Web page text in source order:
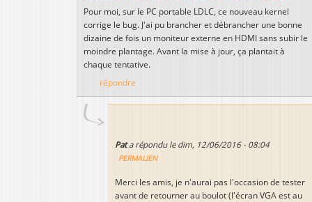
Pour moi, sur le PC portable LDLC, ce nouveau kernel
corrige le bug. J'ai pu brancher et débrancher une bonne
dizaine de fois un moniteur externe en HDMI sans subir le
moindre plantage. Avant la mise à jour, ça plantait à
chaque tentative.
répondre
Pata répondu le dim, 12/06/2016 - 08:04
PERMALIEN
Merci les amis, je n'aurai pas l'occasion de tester
avant de retourner au boulot (l'écran VGA est au